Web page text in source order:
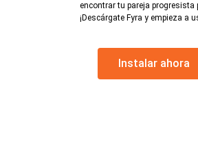
encontrar tu pareja progresista
¡Descárgate Fyra y empieza a
Instalar ahora